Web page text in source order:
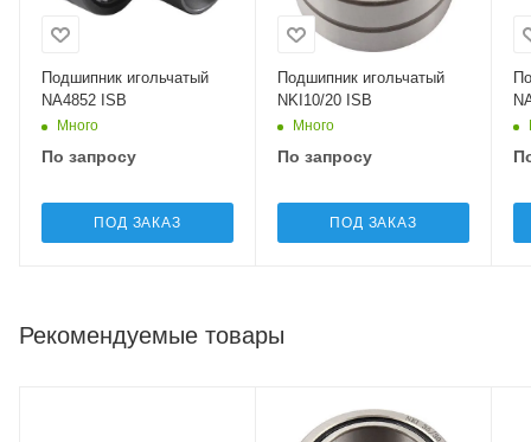
Подшипник игольчатый
NA4852 ISB
Много
По запросу
ПОД ЗАКАЗ
Подшипник игольчатый
NKI10/20 ISB
Много
По запросу
ПОД ЗАКАЗ
Рекомендуемые товары